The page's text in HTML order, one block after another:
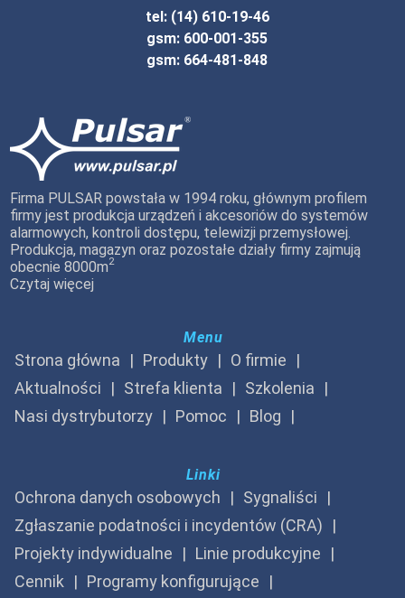
tel: (14) 610-19-46
gsm: 600-001-355
gsm: 664-481-848
Firma PULSAR powstała w 1994 roku, głównym profilem
firmy jest produkcja urządzeń i akcesoriów do systemów
alarmowych, kontroli dostępu, telewizji przemysłowej.
Produkcja, magazyn oraz pozostałe działy firmy zajmują
obecnie 8000m2
Czytaj więcej
Menu
Strona główna Produkty
O firmie
Aktualności
Strefa klienta
Szkolenia
Nasi dystrybutorzy
Pomoc Blog
Linki
Ochrona danych osobowych
Sygnaliści
Zgłaszanie podatności i incydentów (CRA)
Projekty indywidualne
Linie produkcyjne
Cennik
Programy konfigurujące